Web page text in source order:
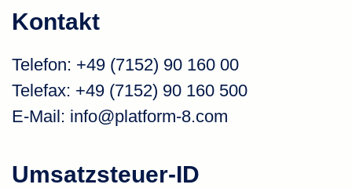
Kontakt
Telefon: +49 (7152) 90 160 00
Telefax: +49 (7152) 90 160 500
E-Mail: info@platform-8.com
Umsatzsteuer-ID